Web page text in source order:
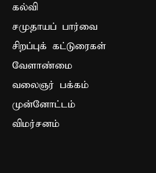
கல்வி
சமுதாயப் பார்வை
சிறப்புக் கட்டுரைகள்
வேளாண்மை
வலைஞர் பக்கம்
முன்னோட்டம்
விமர்சனம்